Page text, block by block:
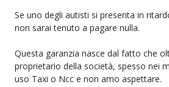
Se uno degli autisti si presenta in
non sarai tenuto a pagare nulla.
Questa garanzia nasce dal fatto che
proprietario della società, spesso nei
uso Taxi o Ncc e non amo aspettare.